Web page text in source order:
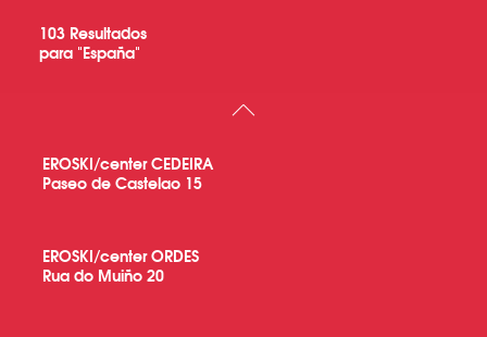
103Resultados
para "España"
EROSKI/center CEDEIRA
Paseo de Castelao 15
EROSKI/center ORDES
Rua do Muiño 20